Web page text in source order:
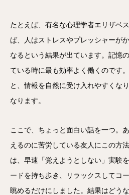
たとえば、有名な心理学者エリザベ
ば、人はストレスやプレッシャーが
なるという結果が出ています。記憶
ている時に最も効率よく働くのです
と、情報を自然に受け入れやすくな
なります。
ここで、ちょっと面白い話を一つ。
えるのに苦労している友人にこの方
は、早速「覚えようとしない」実験
ードを持ち歩き、リラックスしてコ
眺めるだけにしました。結果はどう